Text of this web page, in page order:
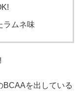
ラムネ味
BCAAを出している